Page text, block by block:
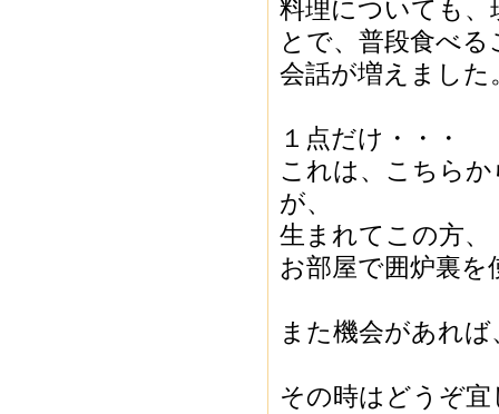
料理についても
とで、普段食べ
会話が増えまし
１点だけ・・・
これは、こちら
が、
生まれてこの方
お部屋で囲炉裏
また機会があれ
その時はどうぞ